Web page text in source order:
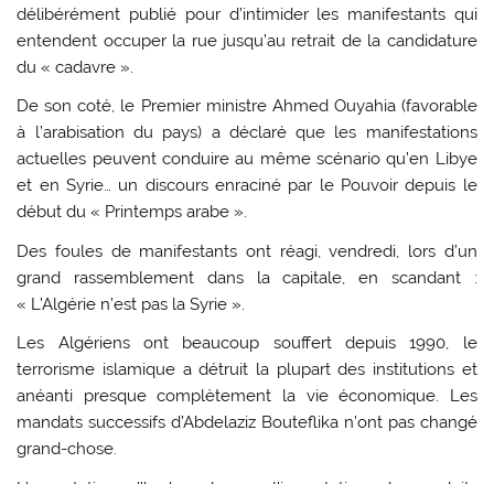
délibérément publié pour d’intimider les manifestants qui
entendent occuper la rue jusqu’au retrait de la candidature
du « cadavre ».
De son coté, le Premier ministre Ahmed Ouyahia (favorable
à l’arabisation du pays) a déclaré que les manifestations
actuelles peuvent conduire au même scénario qu’en Libye
et en Syrie… un discours enraciné par le Pouvoir depuis le
début du « Printemps arabe ».
Des foules de manifestants ont réagi, vendredi, lors d’un
grand rassemblement dans la capitale, en scandant :
« L’Algérie n’est pas la Syrie ».
Les Algériens ont beaucoup souffert depuis 1990, le
terrorisme islamique a détruit la plupart des institutions et
anéanti presque complètement la vie économique. Les
mandats successifs d’Abdelaziz Bouteflika n’ont pas changé
grand-chose.